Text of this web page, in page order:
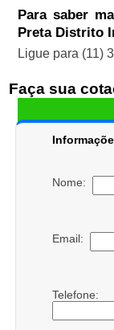
Para saber
Preta Distrito
Ligue para (11)
Faça sua
Nome:
Email:
Telefone: